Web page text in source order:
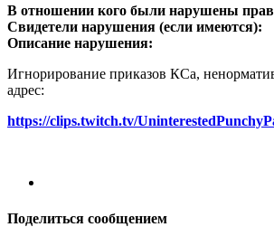
В отношении кого были нарушены
Свидетели нарушения (если имеются):
Описание нарушения:
Игнорирование приказов КСа,
адрес:
https://clips.twitch.tv/
Поделиться сообщением